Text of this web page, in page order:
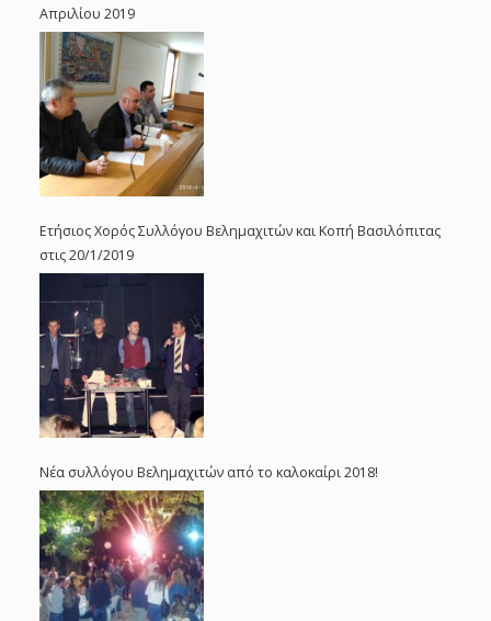
Απριλίου 2019
Ετήσιος Χορός Συλλόγου Βελημαχιτών και Κοπή Βασιλόπιτας
στις 20/1/2019
Νέα συλλόγου Βελημαχιτών από το καλοκαίρι 2018!